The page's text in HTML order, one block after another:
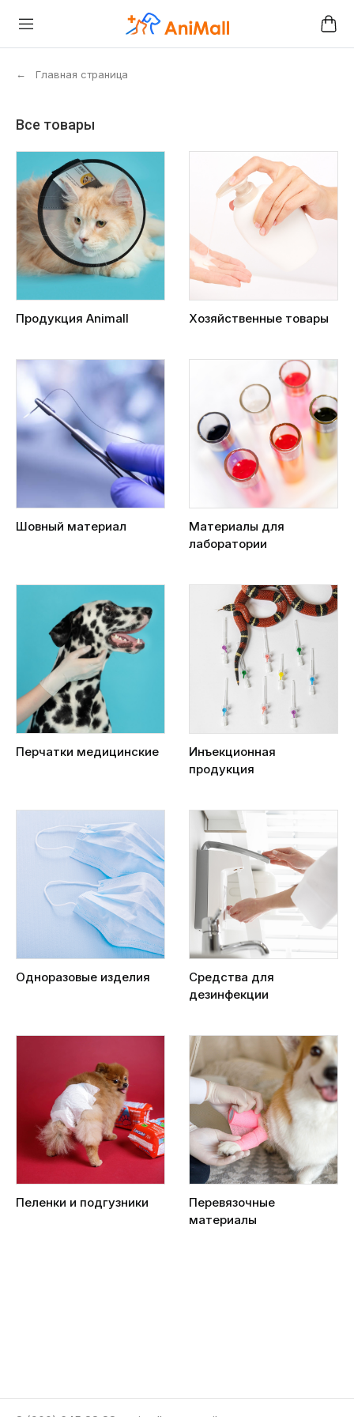
← Главная страница
Все товары
Продукция Animall Хозяйственные товары
Шовный материал
Материалы для
лаборатории
Перчатки медицинские
Инъекционная
продукция
Одноразовые изделия
Средства для
дезинфекции
Пеленки и подгузники
Перевязочные
материалы